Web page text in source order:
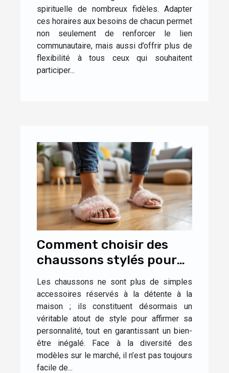
spirituelle de nombreux fidèles. Adapter
ces horaires aux besoins de chacun permet
non seulement de renforcer le lien
communautaire, mais aussi d’offrir plus de
flexibilité à tous ceux qui souhaitent
participer...
Comment choisir des
chaussons stylés pour
un confort optimal à la
maison ?
Les chaussons ne sont plus de simples
accessoires réservés à la détente à la
maison ; ils constituent désormais un
véritable atout de style pour affirmer sa
personnalité, tout en garantissant un bien-
être inégalé. Face à la diversité des
modèles sur le marché, il n’est pas toujours
facile de...